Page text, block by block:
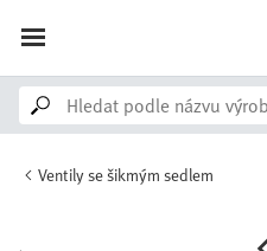
Ventily se šikmým sedlem